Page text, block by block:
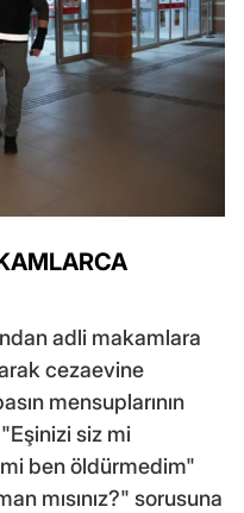
adli makamlara
cezaevine
mensuplarının
"Eşinizi siz mi
ben öldürmedim"
mısınız?" sorusuna